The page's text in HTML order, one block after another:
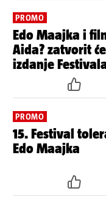
PROMO
Edo Maajka i
Aida? zatvorit
izdanje
PROMO
15. Festival
Edo Maajka